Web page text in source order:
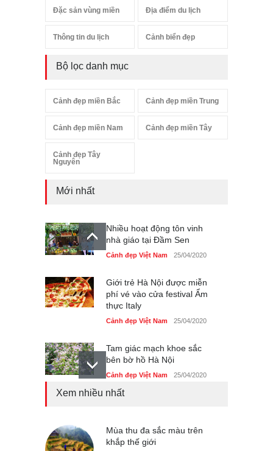
Đặc sản vùng miền Địa điểm du lịch
Thông tin du lịch Cảnh biển đẹp
Bộ lọc danh mục
Cảnh đẹp miền Bắc Cảnh đẹp miền Trung
Cảnh đẹp miền Nam Cảnh đẹp miền Tây
Cảnh đẹp Tây
Nguyên
Mới nhất
Nhiều hoạt động tôn vinh
nhà giáo tại Đầm Sen
Cảnh đẹp Việt Nam 25/04/2020
Giới trẻ Hà Nội được miễn
phí vé vào cửa festival Ẩm
thực Italy
Cảnh đẹp Việt Nam 25/04/2020
Tam giác mạch khoe sắc
bên bờ hồ Hà Nội
Cảnh đẹp Việt Nam 25/04/2020
Cảnh đẹp Việt Nam 24/04/2020
Xem nhiều nhất
Mùa thu đa sắc màu trên
khắp thế giới